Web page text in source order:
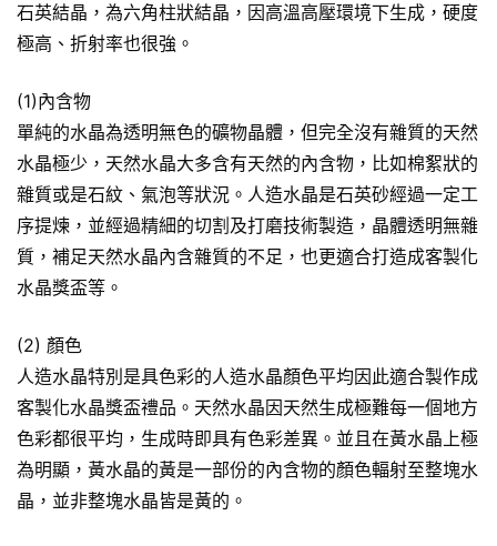
石英結晶，為六角柱狀結晶，因高溫高壓環境下生成，硬度
極高、折射率也很強。
(1)內含物
單純的水晶為透明無色的礦物晶體，但完全沒有雜質的天然
水晶極少，天然水晶大多含有天然的內含物，比如棉絮狀的
雜質或是石紋、氣泡等狀況。人造水晶是石英砂經過一定工
序提煉，並經過精細的切割及打磨技術製造，晶體透明無雜
質，補足天然水晶內含雜質的不足，也更適合打造成客製化
水晶獎盃等。
(2) 顏色
人造水晶特別是具色彩的人造水晶顏色平均因此適合製作成
客製化水晶獎盃禮品。天然水晶因天然生成極難每一個地方
色彩都很平均，生成時即具有色彩差異。並且在黃水晶上極
為明顯，黃水晶的黃是一部份的內含物的顏色輻射至整塊水
晶，並非整塊水晶皆是黃的。